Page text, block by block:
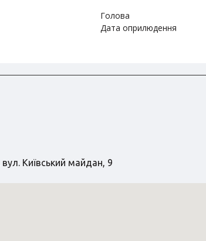
Голова
Дата оприлюдення
Київський майдан, 9